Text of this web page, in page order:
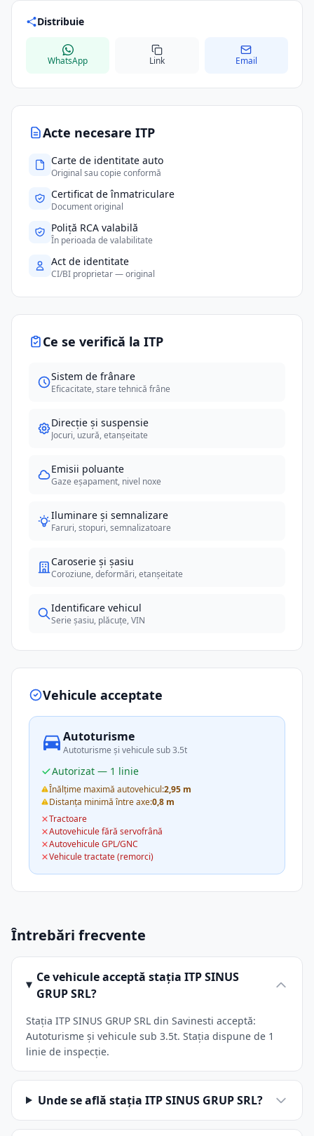
Acte necesare ITP
Carte de identitate auto
Original sau copie conformă
Certificat de înmatriculare
Document original
Poliță RCA valabilă
În perioada de valabilitate
Act de identitate
CI/BI proprietar — original
Ce se verifică la ITP
Sistem de frânare
Eficacitate, stare tehnică frâne
Direcție și suspensie
Jocuri, uzură, etanșeitate
Emisii poluante
Gaze eșapament, nivel noxe
Iluminare și semnalizare
Faruri, stopuri, semnalizatoare
Caroserie și șasiu
Coroziune, deformări, etanșeitate
Identificare vehicul
Serie șasiu, plăcuțe, VIN
Vehicule acceptate
Autoturisme
Autoturisme și vehicule sub 3.5t
Autorizat — 1 linie
Înălțime maximă autovehicul:2,95 m
Distanța minimă între axe:0,8 m
Tractoare
Autovehicule fără servofrână
Autovehicule GPL/GNC
Vehicule tractate (remorci)
Distribuie
WhatsApp Link Email
Întrebări frecvente
Ce vehicule acceptă stația ITP SINUS
GRUP SRL?
Stația ITP SINUS GRUP SRL din Savinesti acceptă:
Autoturisme și vehicule sub 3.5t. Stația dispune de 1
linie de inspecție.
Unde se află stația ITP SINUS GRUP SRL?